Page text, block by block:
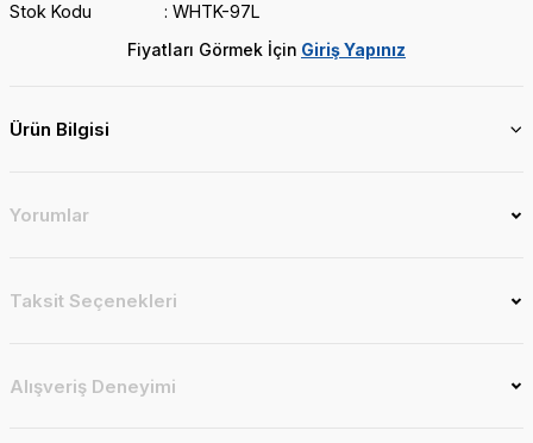
Stok Kodu
WHTK-97L
Fiyatları Görmek İçin Giriş Yapınız
Ürün Bilgisi
Yorumlar
Taksit Seçenekleri
Alışveriş Deneyimi